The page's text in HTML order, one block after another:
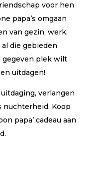
voor hen
papa’s omgaan
van gezin, werk,
die gebieden
gegeven plek wilt
uitdagen!
verlangen
nuchterheid. Koop
papa’ cadeau aan